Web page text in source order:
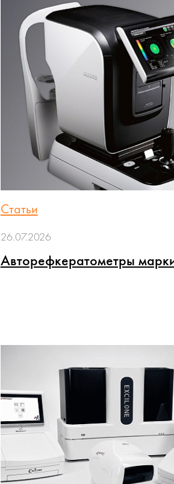
Статьи
26.07.2026
Авторефкератометры